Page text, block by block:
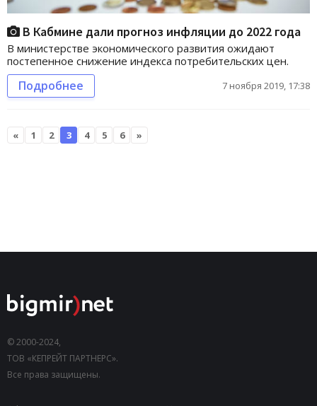
В Кабмине дали прогноз инфляции до 2022 года
В министерстве экономического развития ожидают
постепенное снижение индекса потребительских цен.
Подробнее 7 ноября 2019, 17:38
« 1 2 3 4 5 6 »
© 2000-2024,
ТОВ «КЕПРЕЙТ ПАРТНЕРС».
Все права защищены.